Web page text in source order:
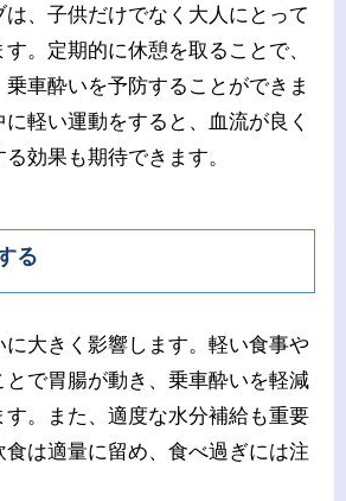
、子供だけでなく大人にとって
。定期的に休憩を取ることで、
車酔いを予防することができま
軽い運動をすると、血流が良く
効果も期待できます。
る
大きく影響します。軽い食事や
とで胃腸が動き、乗車酔いを軽減
。また、適度な水分補給も重要
食は適量に留め、食べ過ぎには注